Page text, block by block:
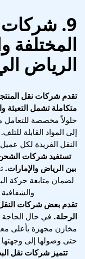
9.
المختلفة
الرياض
تقدم شركات نقل
متكاملة تشمل التعبئة
حلولاً مخصصة للتعامل
إلى المواد القابلة
النقل الفريدة لكل
تستفيد شركات
بين الرياض والإمارات.
لضمان متابعة حركة
تقدم بعض شركات النقل
الرحلة. في حال الحاجة
مخازن مجهزة بأعلى
حتى وصولها إلى وجهتها
تتميز شركات نقل